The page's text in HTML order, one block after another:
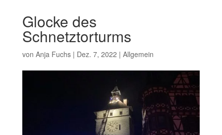
Glocke des
Schnetztorturms
von Anja Fuchs| Dez. 7, 2022 | Allgemein